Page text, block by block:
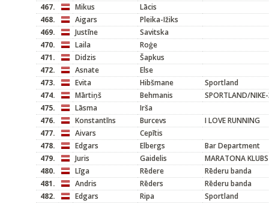
467.
Mikus
Lācis
468.
Aigars
Pleika-Ižiks
469.
Justīne
Savitska
470.
Laila
Roģe
471.
Didzis
Šapkus
472.
Asnate
Else
473.
Evita Hibšmane
Sportland
474.
Mārtiņš Behmanis
SPORTLAND/
475.
Lāsma
Irša
476.
Konstantīns Burcevs
I LOVE RUNNING
477.
Aivars
Cepītis
478.
Edgars Elbergs
Bar Department
479.
Juris Gaidelis
MARATONA KLUBS
480.
Līga Rēdere
Rēderu banda
481.
Andris Rēders
Rēderu banda
482.
Edgars Ripa
Sportland